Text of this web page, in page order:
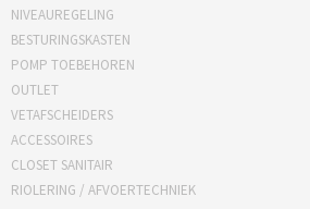
NIVEAUREGELING
BESTURINGSKASTEN
POMP TOEBEHOREN
OUTLET
VETAFSCHEIDERS
ACCESSOIRES
CLOSET SANITAIR
RIOLERING / AFVOERTECHNIEK